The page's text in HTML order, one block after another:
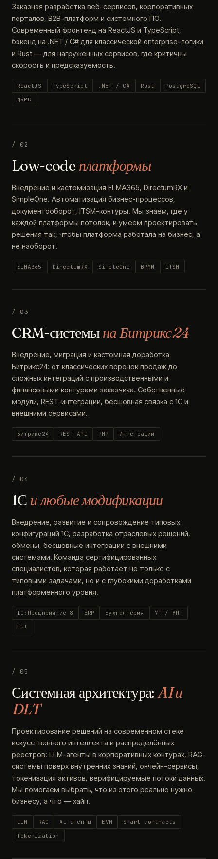
Заказная разработка веб-сервисов, корпоративных
порталов, B2B-платформ и системного ПО.
Современный фронтенд на ReactJS и TypeScript,
бэкенд на .NET / C# для классической enterprise-логики
и Rust — для нагруженных сервисов, где критичны
скорость и предсказуемость.
ReactJS TypeScript .NET / C# Rust
PostgreSQL
gRPC
/ 02
Low-code платформы
Внедрение и кастомизация ELMA365, DirectumRX и
SimpleOne. Автоматизация бизнес-процессов,
документооборот, ITSM-контуры. Мы знаем, где у
каждой платформы потолок, и умеем проектировать
решения так, чтобы платформа работала на бизнес, а
не наоборот.
ELMA365 DirectumRX SimpleOne BPMN ITSM
/ 03
CRM-системына Битрикс24
Внедрение, миграция и кастомная доработка
Битрикс24: от классических воронок продаж до
сложных интеграций с производственными и
финансовыми контурами заказчика. Собственные
модули, REST-интеграции, бесшовная связка с 1С и
внешними сервисами.
Битрикс24 REST API PHP Интеграции
/ 04
1С и любые модификации
Внедрение, развитие и сопровождение типовых
конфигураций 1С, разработка отраслевых решений,
обмены, бесшовные интеграции с внешними
системами. Команда сертифицированных
специалистов, которая работает не только с
типовыми задачами, но и с глубокими доработками
платформенного уровня.
1С:Предприятие 8 ERP Бухгалтерия
УТ / УПП
EDI
/ 05
Системная архитектура:AI и
DLT
Проектирование решений на современном стеке
искусственного интеллекта и распределённых
реестров: LLM-агенты в корпоративных контурах, RAG-
системы поверх внутренних знаний, ончейн-сервисы,
токенизация активов, верифицируемые потоки данных.
Мы помогаем выбрать, что из этого реально нужно
бизнесу, а что — хайп.
LLM RAG AI-агенты EVM
Smart contracts
Tokenization